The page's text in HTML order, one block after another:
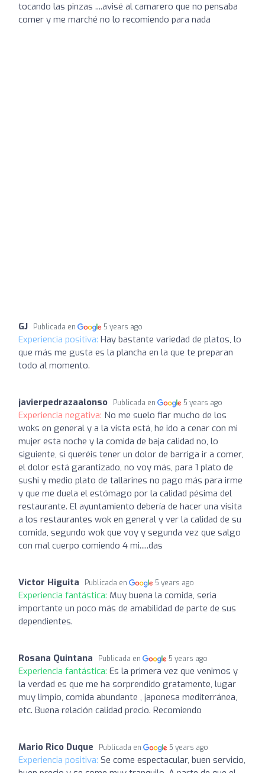
tocando las pinzas ....avisé al camarero que no pensaba
comer y me marché no lo recomiendo para nada
GJ Publicada en 5 years ago
Experiencia positiva: Hay bastante variedad de platos, lo
que más me gusta es la plancha en la que te preparan
todo al momento.
javierpedrazaalonso Publicada en 5 years ago
Experiencia negativa: No me suelo fiar mucho de los
woks en general y a la vista está, he ido a cenar con mi
mujer esta noche y la comida de baja calidad no, lo
siguiente, si queréis tener un dolor de barriga ir a comer,
el dolor está garantizado, no voy más, para 1 plato de
sushi y medio plato de tallarines no pago más para irme
y que me duela el estómago por la calidad pésima del
restaurante. El ayuntamiento debería de hacer una visita
a los restaurantes wok en general y ver la calidad de su
comida, segundo wok que voy y segunda vez que salgo
con mal cuerpo comiendo 4 mi.....das
Victor Higuita Publicada en 5 years ago
Experiencia fantástica: Muy buena la comida, seria
importante un poco más de amabilidad de parte de sus
dependientes.
Rosana Quintana Publicada en 5 years ago
Experiencia fantástica: Es la primera vez que venimos y
la verdad es que me ha sorprendido gratamente, lugar
muy limpio, comida abundante , japonesa mediterránea,
etc. Buena relación calidad precio. Recomiendo
Mario Rico Duque Publicada en 5 years ago
Experiencia positiva: Se come espectacular, buen servicio,